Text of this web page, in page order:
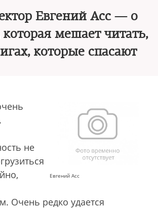
Евгений Асс — о
которая мешает читать,
которые спасают
Евгений Асс
не
Очень редко удается